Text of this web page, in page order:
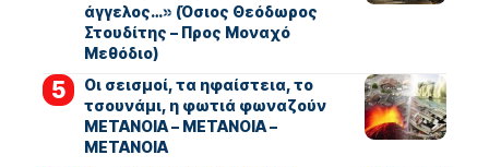
άγγελος…» (Όσιος Θεόδωρος
Στουδίτης – Προς Μοναχό
Μεθόδιο)
Οι σεισμοί, τα ηφαίστεια, το
τσουνάμι, η φωτιά φωναζούν
ΜΕΤΑΝΟΙΑ – ΜΕΤΑΝΟΙΑ –
ΜΕΤΑΝΟΙΑ